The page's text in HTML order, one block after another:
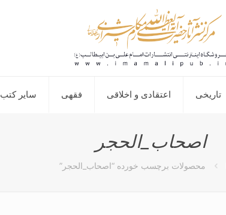
تاریخی اعتقادی و اخلاقی فقهی سایر کتب
اصحاب_الحجر
محصولات برچسب خورده “اصحاب_الحجر”